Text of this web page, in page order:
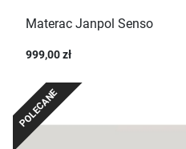
Materac Janpol Senso
999,00 zł
POLECANE